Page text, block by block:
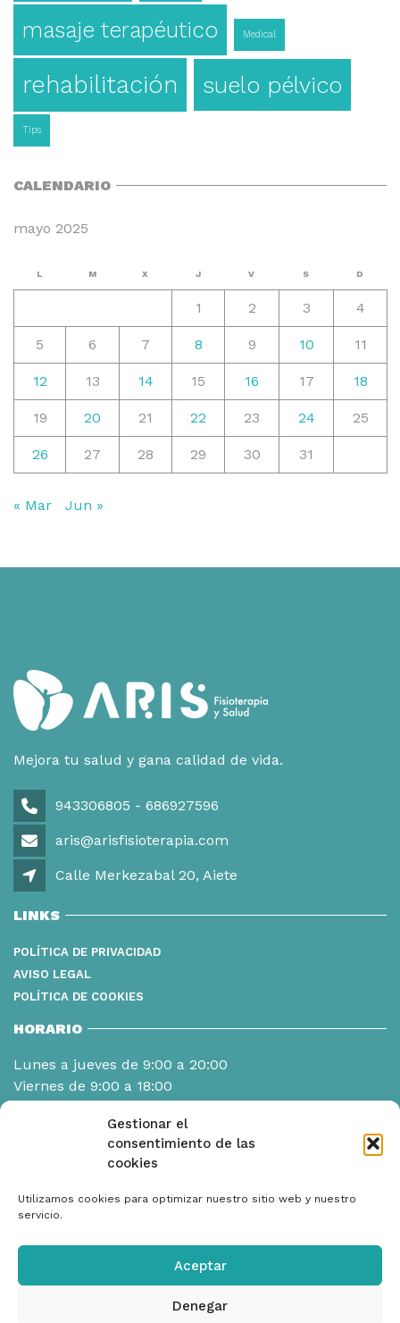
Gestionar el
consentimiento de las
cookies
Utilizamos cookies para optimizar nuestro sitio web y nuestro
servicio.
Aceptar
Denegar
masaje terapéutico Medical
rehabilitación suelo pélvico
Tips
CALENDARIO
mayo 2025
L M X J V S D
1 2 3 4
5 6 7 8 9 10 11
12 13 14 15 16 17 18
19 20 21 22 23 24 25
26 27 28 29 30 31
« Mar Jun »
Mejora tu salud y gana calidad de vida.
943306805 - 686927596
aris@arisfisioterapia.com
Calle Merkezabal 20, Aiete
LINKS
POLÍTICA DE PRIVACIDAD
AVISO LEGAL
POLÍTICA DE COOKIES
HORARIO
Lunes a jueves de 9:00 a 20:00
Viernes de 9:00 a 18:00